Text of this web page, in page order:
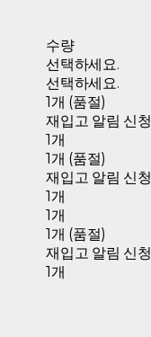
수량
선택하세요.
선택하세요.
1개 (품절)
재입고 알림 신청
1개
1개 (품절)
재입고 알림 신청
1개
1개
1개 (품절)
재입고 알림 신청
1개